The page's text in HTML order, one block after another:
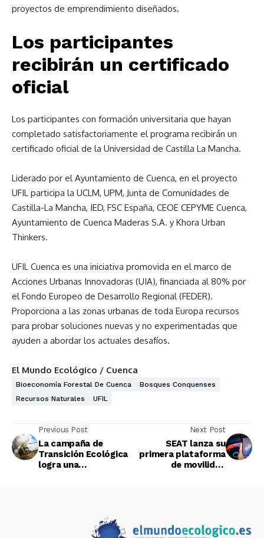
proyectos de emprendimiento diseñados.
Los participantes
recibirán un certificado
oficial
Los participantes con formación universitaria que hayan
completado satisfactoriamente el programa recibirán un
certificado oficial de la Universidad de Castilla La Mancha.
Liderado por el Ayuntamiento de Cuenca, en el proyecto
UFIL participa la UCLM, UPM, Junta de Comunidades de
Castilla-La Mancha, IED, FSC España, CEOE CEPYME Cuenca,
Ayuntamiento de Cuenca Maderas S.A. y Khora Urban
Thinkers.
UFIL Cuenca es una iniciativa promovida en el marco de
Acciones Urbanas Innovadoras (UIA), financiada al 80% por
el Fondo Europeo de Desarrollo Regional (FEDER).
Proporciona a las zonas urbanas de toda Europa recursos
para probar soluciones nuevas y no experimentadas que
ayuden a abordar los actuales desafíos.
El Mundo Ecológico / Cuenca
Bioeconomía Forestal De Cuenca
Bosques Conquenses
Recursos Naturales
UFIL
Previous Post
La campaña de
Transición Ecológica
logra una
Next Post
SEAT lanza su
primera plataforma
de movilidad